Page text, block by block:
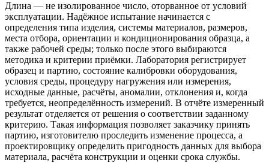
Длина — не изолированное число, оторванное от условий
эксплуатации. Надёжное испытание начинается с
определения типа изделия, системы материалов, размеров,
места отбора, ориентации и кондиционирования образца, а
также рабочей среды; только после этого выбираются
методика и критерии приёмки. Лаборатория регистрирует
образец и партию, состояние калибровки оборудования,
условия среды, процедуру нагружения или измерения,
исходные данные, расчёты, аномалии, отклонения и, когда
требуется, неопределённость измерений. В отчёте измеренный
результат отделяется от решения о соответствии заданному
критерию. Такая информация позволяет заказчику принять
партию, изготовителю проследить изменение процесса, а
проектировщику определить пригодность данных для выбора
материала, расчёта конструкции и оценки срока службы.